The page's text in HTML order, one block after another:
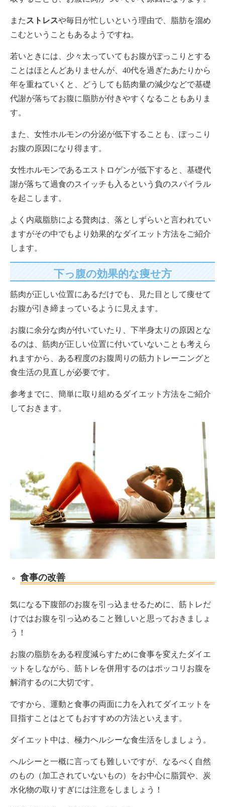
また ストレスや毎日が忙しいという理由で、脂肪を溜め
こむということもあるようですね。
若いときには、少々太っていてもお腹がぽっこりとする
ことはほとんどありませんが、40代を過ぎたあたりから
年を重ねていくと、どうしても筋肉量の減少などで基礎
代謝が落ちてお腹に脂肪が付きやすくなることもありま
す。
また、女性ホルモンの分泌が低下することも、ぽっこり
お腹の原因になり得ます。
女性ホルモンであるエストロゲンが低下すると、基礎代
謝が落ちて過食のスイッチも入るという負のスパイラル
を起こします。
よく内蔵脂肪による贅肉は、落としずらいと言われてい
ますがその中でもより効果的なダイエット方法をご紹介
します。
下っ腹の効果的な痩せ方
筋肉が正しい位置にあるだけでも、見た目として痩せて
お腹が引き締まっているように見えます。
お腹に余分な肉が付いていたり、下半身太りの原因とな
るのは、筋肉が正しい位置に付いていないことも考えら
れますから、ある程度のお腹周りの筋力トレーニングと
食生活の見直しが必要です。
参考までに、簡単に取り組めるダイエット方法をご紹介
しておきます。
食事の改善
気になる下腹部のお腹を引っ込ませるために、筋トレだ
けではお腹を引っ込めること難しいと思っておきましょ
う！
お腹の脂肪をある程度減らすために食事を変えたダイエ
ットをしながら、筋トレを併用するのはポッコリお腹を
解消するのに大切です。
ですから、運動と食事の両面に力を入れてダイエットを
目指すことはとてもおすすめの方法といえます。
ダイエット中は、極力ヘルシーな食生活をしましょう。
ヘルシーと一概に言っても難しいですが、なるべく自然
のもの（加工されていないもの）をお中心に脂質や、炭
水化物の取りすぎには注意をしましょう！